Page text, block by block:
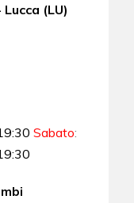
(LU)
Sabato: